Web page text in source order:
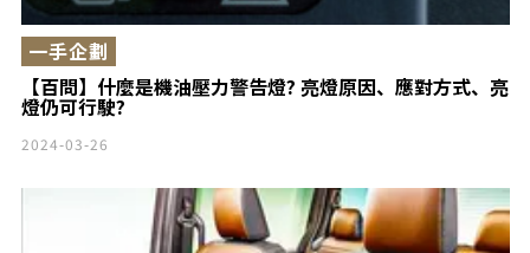
【百問】什麼是機油壓力警告燈? 亮燈原因、應對方式、亮
燈仍可行駛?
一手企劃
2024-03-26